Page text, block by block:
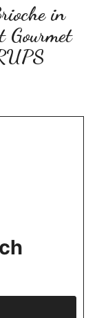
in
Gourmet